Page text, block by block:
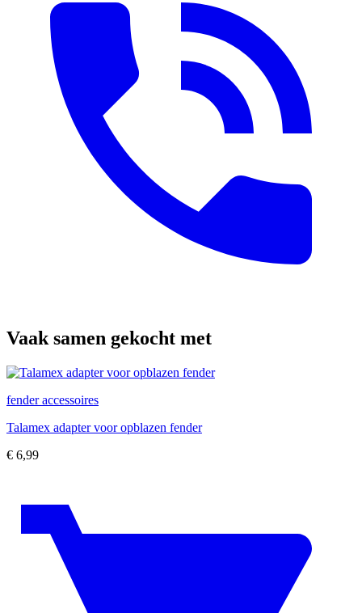
Vaak samen gekocht met
fender accessoires
Talamex adapter voor opblazen fender
€ 6,99